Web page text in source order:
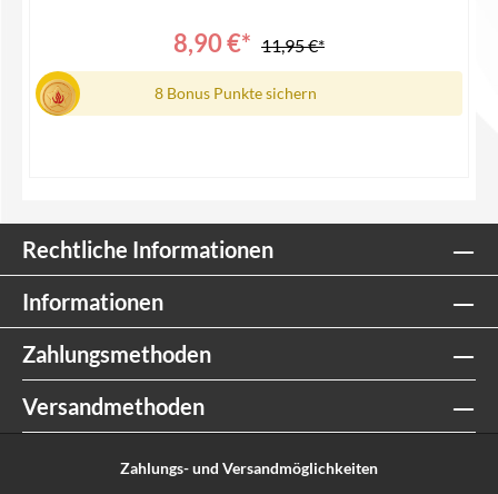
8,90 €* 11,95 €*
8 Bonus Punkte sichern
In den Warenkorb
Rechtliche Informationen
Informationen
Zahlungsmethoden
Versandmethoden
Zahlungs- und Versandmöglichkeiten